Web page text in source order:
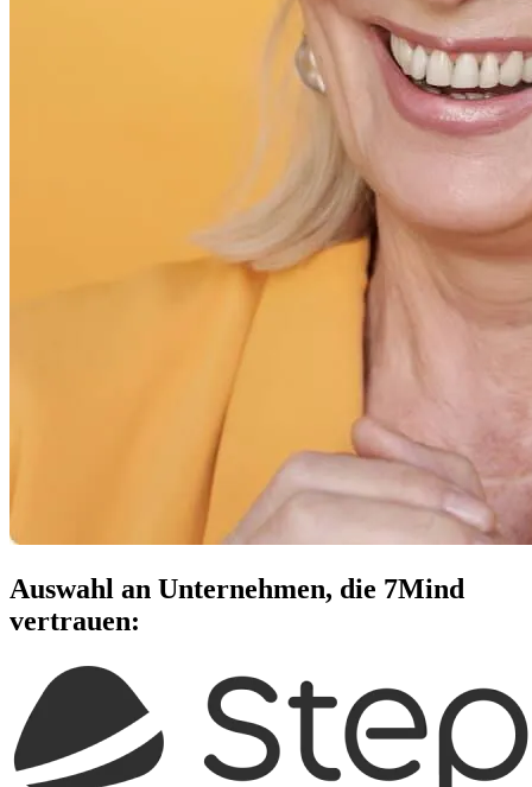
Auswahl an Unternehmen, die 7Mind
vertrauen: